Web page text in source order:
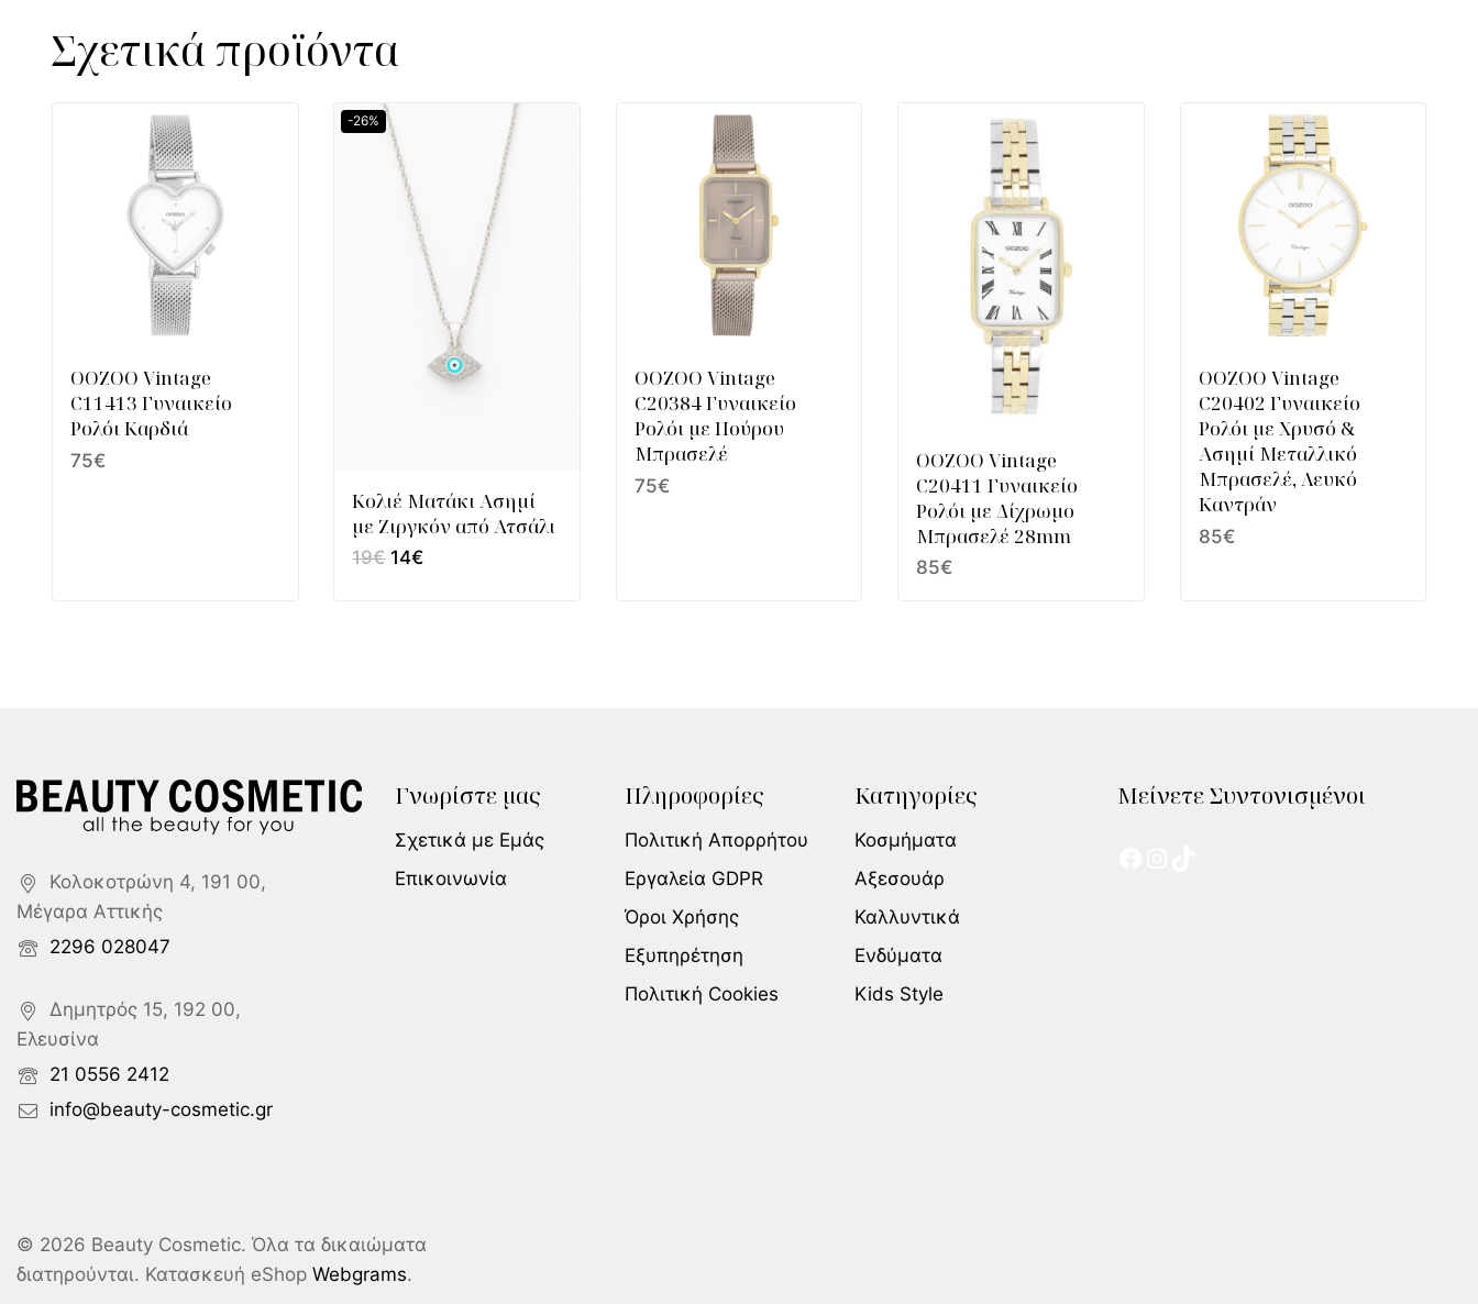
Σχετικά προϊόντα
OOZOO Vintage
C11413 Γυναικείο
Ρολόι Καρδιά
75€
-26%
Κολιέ Ματάκι Ασημί
με Ζιργκόν από Ατσάλι
19€ 14€
OOZOO Vintage
C20384 Γυναικείο
Ρολόι με Πούρου
Μπρασελέ
75€
OOZOO Vintage
C20411 Γυναικείο
Ρολόι με Δίχρωμο
Μπρασελέ 28mm
85€
OOZOO Vintage
C20402 Γυναικείο
Ρολόι με Χρυσό &
Ασημί Μεταλλικό
Μπρασελέ, Λευκό
Καντράν
85€
Κολοκοτρώνη 4, 191 00,
Μέγαρα Αττικής
2296 028047
Δημητρός 15, 192 00,
Ελευσίνα
21 0556 2412
info@beauty-cosmetic.gr
Γνωρίστε μας
Σχετικά με Εμάς
Επικοινωνία
Πληροφορίες
Πολιτική Απορρήτου
Εργαλεία GDPR
Όροι Χρήσης
Εξυπηρέτηση
Πολιτική Cookies
Κατηγορίες
Κοσμήματα
Αξεσουάρ
Καλλυντικά
Ενδύματα
Kids Style
Μείνετε Συντονισμένοι
© 2026 Beauty Cosmetic. Όλα τα δικαιώματα
διατηρούνται. Κατασκευή eShop Webgrams.